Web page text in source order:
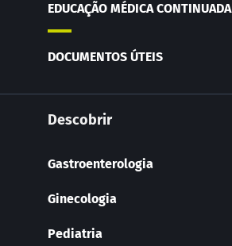
EDUCAÇÃO MÉDICA CONTINUADA
DOCUMENTOS ÚTEIS
Descobrir
Gastroenterologia
Ginecologia
Pediatria